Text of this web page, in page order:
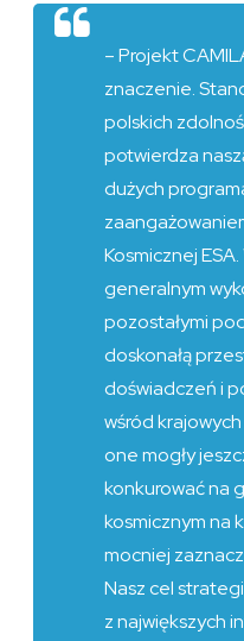
– Projekt
znaczenie.
polskich
potwierdza
dużych
Kosmicznej
generalnym
pozostałymi
doskonałą
doświadczeń i
wśród
one mogły
konkurować na
kosmicznym na
mocniej
Nasz cel
z największych